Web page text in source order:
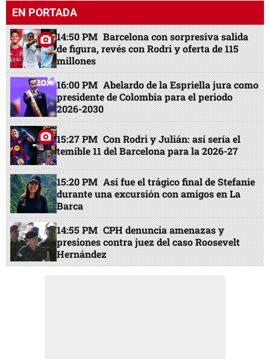
EN PORTADA
14:50 PM Barcelona con sorpresiva salida
de figura, revés con Rodri y oferta de 115
millones
16:00 PM Abelardo de la Espriella jura como
presidente de Colombia para el periodo
2026-2030
15:27 PM Con Rodri y Julián: así sería el
temible 11 del Barcelona para la 2026-27
15:20 PM Así fue el trágico final de Stefanie
durante una excursión con amigos en La
Barca
14:55 PM CPH denuncia amenazas y
presiones contra juez del caso Roosevelt
Hernández